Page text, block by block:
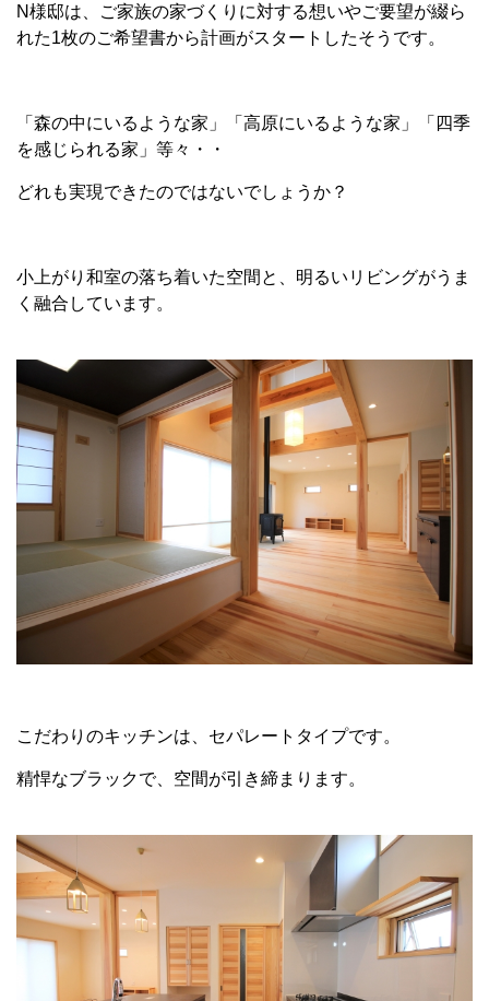
N様邸は、ご家族の家づくりに対する想いやご要望が綴ら
れた1枚のご希望書から計画がスタートしたそうです。
「森の中にいるような家」「高原にいるような家」「四季
を感じられる家」等々・・
どれも実現できたのではないでしょうか？
小上がり和室の落ち着いた空間と、明るいリビングがうま
く融合しています。
こだわりのキッチンは、セパレートタイプです。
精悍なブラックで、空間が引き締まります。